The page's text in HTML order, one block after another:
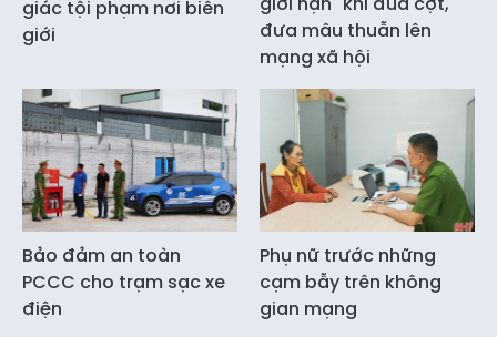
giác tội phạm nơi biên
giới
đưa mâu thuẫn lên
mạng xã hội
Bảo đảm an toàn
PCCC cho trạm sạc xe
điện
Phụ nữ trước những
cạm bẫy trên không
gian mạng